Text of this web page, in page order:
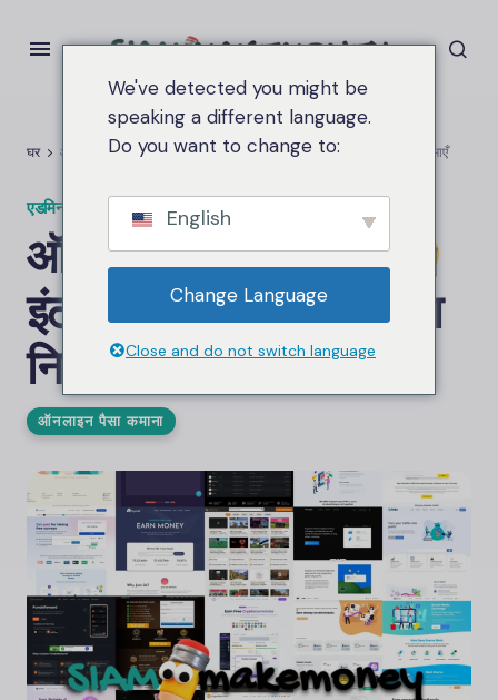
घर ऑनलाइन पैसे कैसे कमाएँ इंटरनेट से पैसे कमाएँ बिना निवेश के घर बैठे पैसे कमाएँ
एडमिन.सियामकेमनीपर अप्रैल 27, 2025
ऑनलाइन पैसे कैसे कमाएँ
इंटरनेट से पैसे कमाएँ
बिना
निवेश के घर बैठे पैसे कमाएँ
ऑनलाइन पैसा कमाना
We've detected you might be
speaking a different language.
Do you want to change to:
English
Change Language
Close and do not switch language